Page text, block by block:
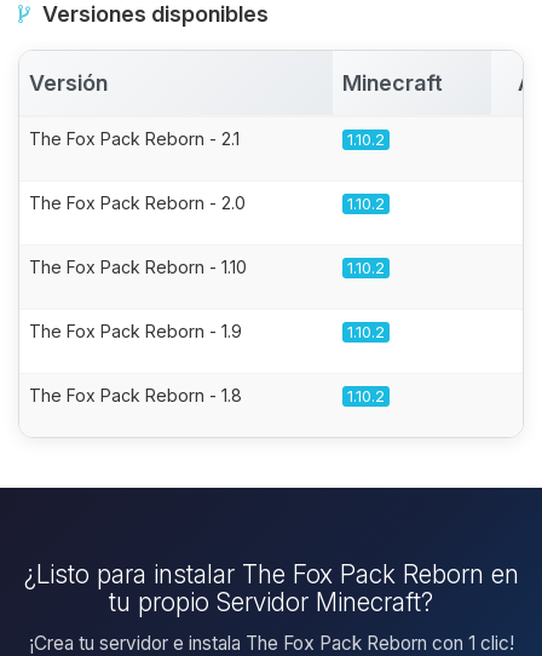
Versiones disponibles
Versión Minecraft
The Fox Pack Reborn - 2.1 1.10.2
The Fox Pack Reborn - 2.0 1.10.2
The Fox Pack Reborn - 1.10 1.10.2
The Fox Pack Reborn - 1.9 1.10.2
The Fox Pack Reborn - 1.8 1.10.2
¿Listo para instalar The Fox Pack Reborn en
tu propio Servidor Minecraft?
¡Crea tu servidor e instala The Fox Pack Reborn con 1 clic!